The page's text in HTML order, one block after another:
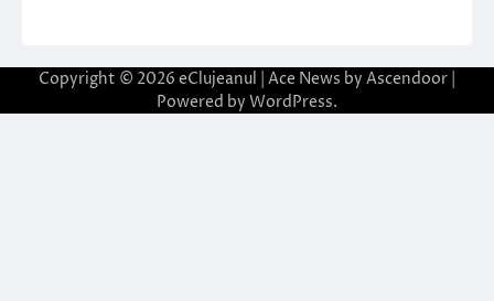
Copyright © 2026 eClujeanul | Ace News by Ascendoor
Powered by WordPress.